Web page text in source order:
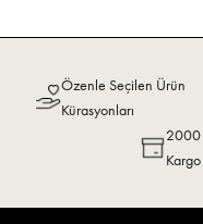
Özenle Seçilen Ürün
Kürasyonları
2000